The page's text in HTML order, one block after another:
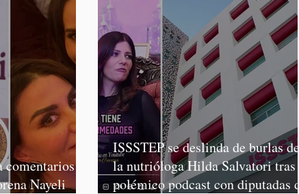
de
Nayeli
ISSSTEP se deslinda de burlas de
la nutrióloga Hilda Salvatori tras
polémico podcast con diputadas de